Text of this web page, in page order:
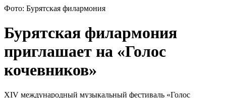
Фото: Бурятская филармония
Бурятская филармония
приглашает на «Голос
кочевников»
XIV международный музыкальный фестиваль «Голос